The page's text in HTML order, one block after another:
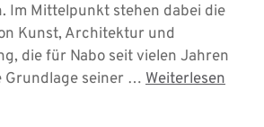
Im Mittelpunkt stehen dabei die
Kunst, Architektur und
die für Nabo seit vielen Jahren
Grundlage seiner … Weiterlesen